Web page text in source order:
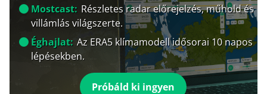
Mostcast: Részletes radar előrejelzés, műhold és
villámlás világszerte.
Éghajlat: Az ERA5 klímamodell idősorai 10 napos
lépésekben.
Próbáld ki ingyen